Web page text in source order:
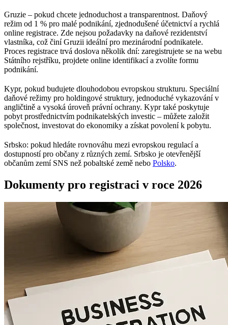
Gruzie – pokud chcete jednoduchost a transparentnost. Daňový
režim od 1 % pro malé podnikání, zjednodušené účetnictví a rychlá
online registrace. Zde nejsou požadavky na daňové rezidentství
vlastníka, což činí Gruzii ideální pro mezinárodní podnikatele.
Proces registrace trvá doslova několik dní: zaregistrujete se na webu
Státního rejstříku, projdete online identifikací a zvolíte formu
podnikání.
Kypr, pokud budujete dlouhodobou evropskou strukturu. Speciální
daňové režimy pro holdingové struktury, jednoduché vykazování v
angličtině a vysoká úroveň právní ochrany. Kypr také poskytuje
pobyt prostřednictvím podnikatelských investic – můžete založit
společnost, investovat do ekonomiky a získat povolení k pobytu.
Srbsko: pokud hledáte rovnováhu mezi evropskou regulací a
dostupností pro občany z různých zemí. Srbsko je otevřenější
občanům zemí SNS než pobaltské země nebo Polsko.
Dokumenty pro registraci v roce 2026